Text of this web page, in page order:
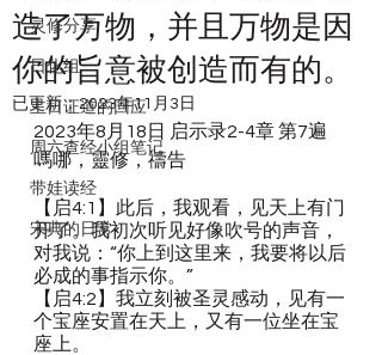
灵修分享
日化组
主日证道的回应
周六查经小组笔记
带娃读经
宋典的日常
造了万物，并且万物是因
你的旨意被创造而有的。
已更新：2023年11月3日
2023年8月18日 启示录2-4章 第7遍
嗎哪，靈修，禱告
【启4:1】此后，我观看，见天上有门
开了。我初次听见好像吹号的声音，
对我说：“你上到这里来，我要将以后
必成的事指示你。”
【启4:2】我立刻被圣灵感动，见有一
个宝座安置在天上，又有一位坐在宝
座上。